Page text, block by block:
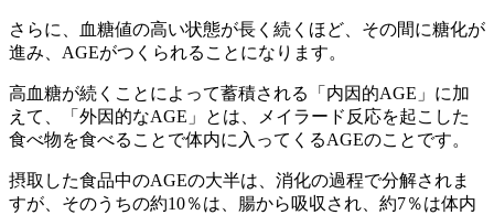
さらに、血糖値の高い状態が長く続くほど、その間に糖化が
進み、AGEがつくられることになります。
高血糖が続くことによって蓄積される「内因的AGE」に加
えて、「外因的なAGE」とは、メイラード反応を起こした
食べ物を食べることで体内に入ってくるAGEのことです。
摂取した食品中のAGEの大半は、消化の過程で分解されま
すが、そのうちの約10％は、腸から吸収され、約7％は体内